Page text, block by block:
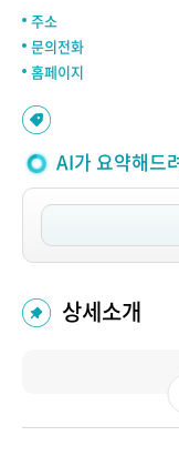
주소
문의전화
홈페이지
AI가 요약해드
상세소개